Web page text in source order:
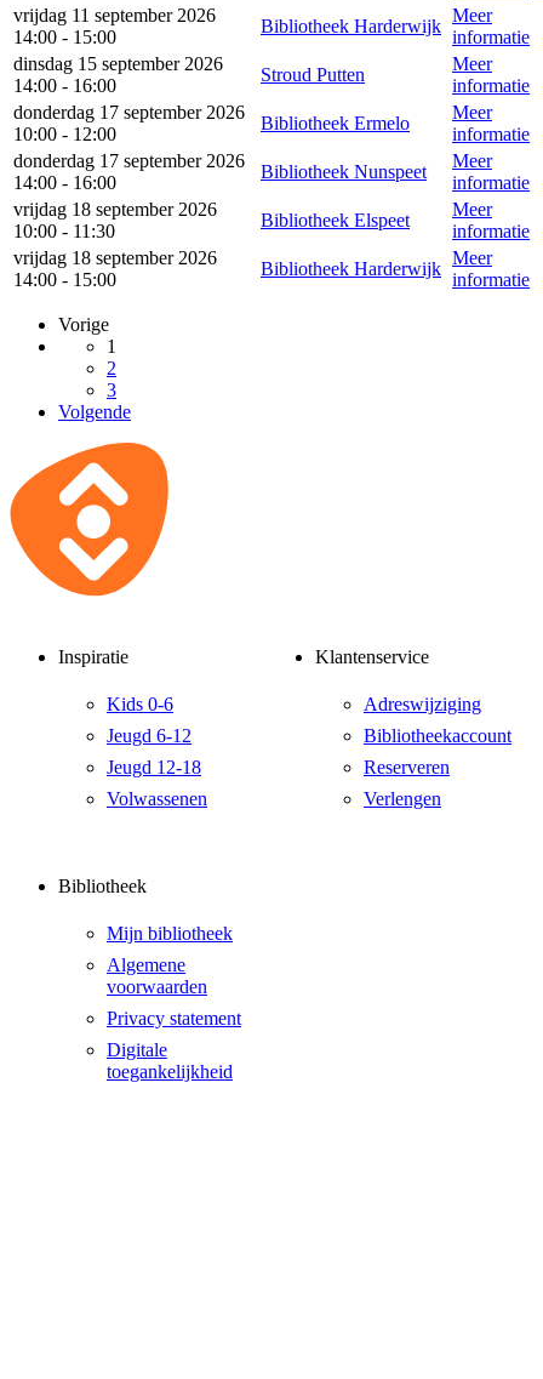
vrijdag 11 september 2026
14:00 - 15:00
Bibliotheek Harderwijk
Meer
informatie
dinsdag 15 september 2026
14:00 - 16:00
Stroud Putten
Meer
informatie
donderdag 17 september 2026
10:00 - 12:00
Bibliotheek Ermelo
Meer
informatie
donderdag 17 september 2026
14:00 - 16:00
Bibliotheek Nunspeet
Meer
informatie
vrijdag 18 september 2026
10:00 - 11:30
Bibliotheek Elspeet
Meer
informatie
vrijdag 18 september 2026
14:00 - 15:00
Bibliotheek Harderwijk
Meer
informatie
Vorige
1
2
3
Volgende
Inspiratie
Kids 0-6
Jeugd 6-12
Jeugd 12-18
Volwassenen
Klantenservice
Adreswijziging
Bibliotheekaccount
Reserveren
Verlengen
Bibliotheek
Mijn bibliotheek
Algemene
voorwaarden
Privacy statement
Digitale
toegankelijkheid